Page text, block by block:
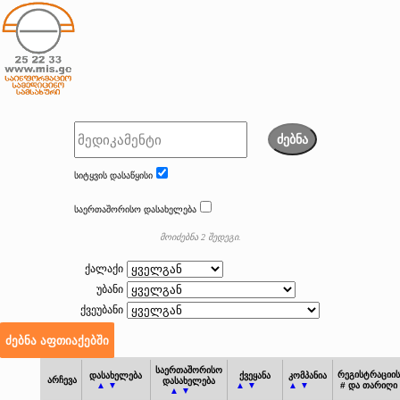
ძებნა
სიტყვის დასაწყისი
საერთაშორისო დასახელება
მოიძებნა 2 შედეგი.
ქალაქი
უბანი
ქვეუბანი
არჩევა
დასახელება
▲ ▼
საერთაშორისო
დასახელება
▲ ▼
ქვეყანა
▲ ▼
კომპანია
▲ ▼
რეგისტრაციის
# და თარიღი